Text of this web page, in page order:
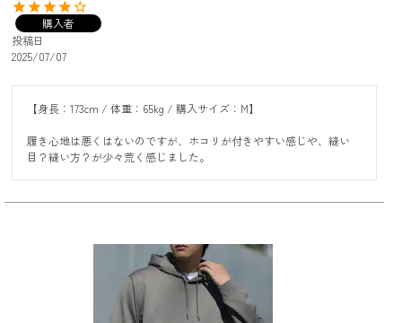
購入者
投稿日
2025/07/07
【身長：173cm / 体重：65kg / 購入サイズ：M】
履き心地は悪くはないのですが、ホコリが付きやすい感じや、縫い
目？縫い方？が少々荒く感じました。